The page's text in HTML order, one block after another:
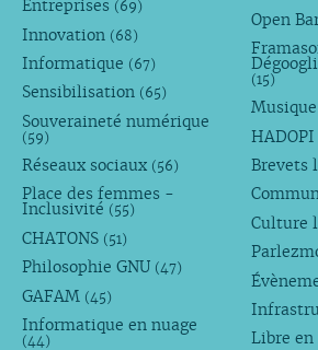
Entreprises (69)
Innovation (68)
Informatique (67)
Sensibilisation (65)
Souveraineté numérique
(59)
Réseaux sociaux (56)
Place des femmes -
Inclusivité (55)
CHATONS (51)
Philosophie GNU (47)
GAFAM (45)
Informatique en nuage
(44)
Open
(15)
HADOPI
Brevets
Culture
Libre en